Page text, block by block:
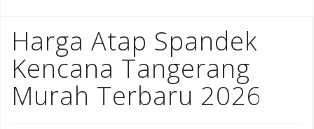
Harga Atap Spandek
Kencana Tangerang
Murah Terbaru 2026